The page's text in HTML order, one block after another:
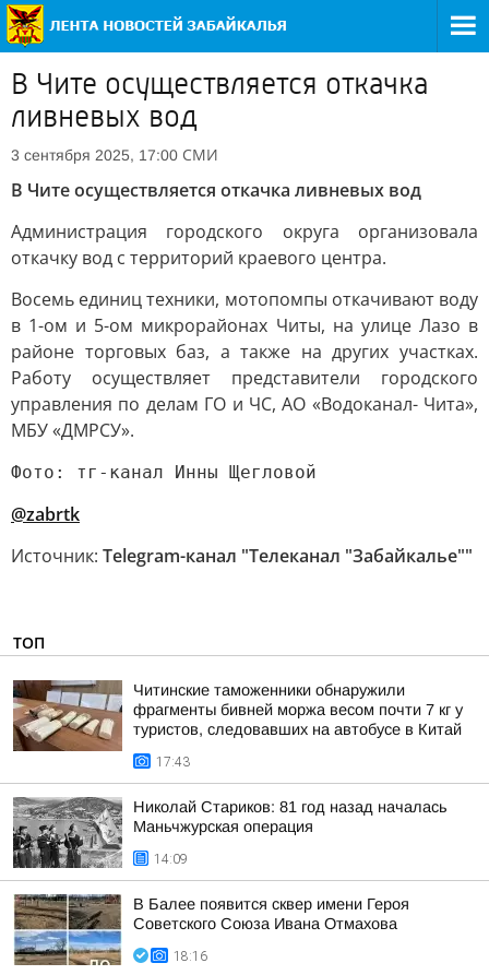
В Чите осуществляется откачка
ливневых вод
3 сентября 2025, 17:00 СМИ
В Чите осуществляется откачка ливневых вод
Администрация городского округа организовала
откачку вод с территорий краевого центра.
Восемь единиц техники, мотопомпы откачивают воду
в 1-ом и 5-ом микрорайонах Читы, на улице Лазо в
районе торговых баз, а также на других участках.
Работу осуществляет представители городского
управления по делам ГО и ЧС, АО «Водоканал- Чита»,
МБУ «ДМРСУ».
Фото: тг-канал Инны Щегловой
@zabrtk
Источник: Telegram-канал "Телеканал "Забайкалье""
ТОП
Читинские таможенники обнаружили
фрагменты бивней моржа весом почти 7 кг у
туристов, следовавших на автобусе в Китай
17:43
Николай Стариков: 81 год назад началась
Маньчжурская операция
14:09
В Балее появится сквер имени Героя
Советского Союза Ивана Отмахова
18:16